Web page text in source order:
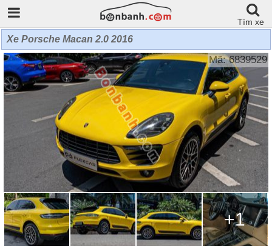
Tìm xe
Xe Porsche Macan 2.0 2016
Mã: 6839529
+1